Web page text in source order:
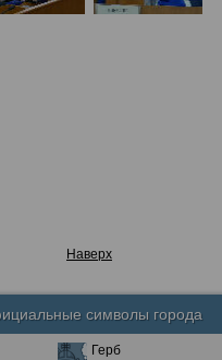
Наверх
символы города
Герб